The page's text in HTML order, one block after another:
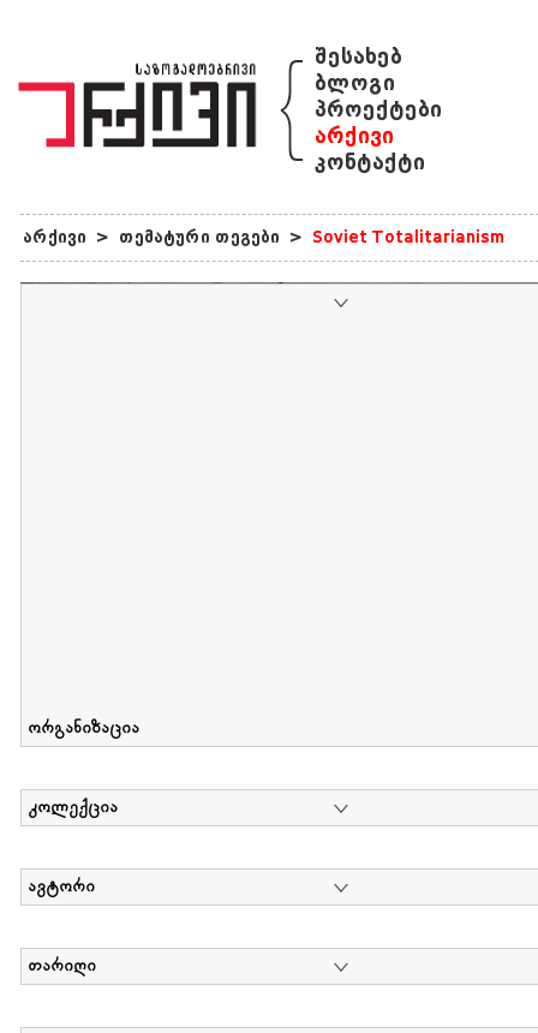
{ შესახებ
ბლოგი
პროექტები
არქივი
კონტაქტი
არქივი > თემატური თეგები > Soviet Totalitarianism
ორგანიზაცია
კოლექცია
ავტორი
თარიღი